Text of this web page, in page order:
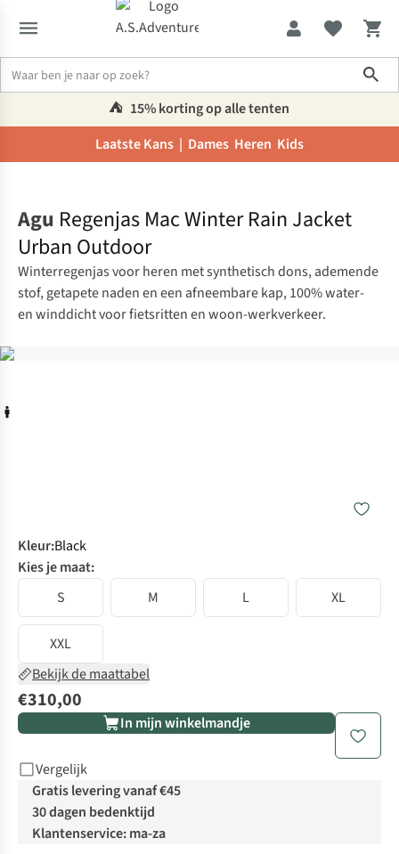
⛺️ 15% korting op alle tenten
Laatste Kans | Dames Heren Kids
Agu Regenjas Mac Winter Rain Jacket
Urban Outdoor
Winterregenjas voor heren met synthetisch dons, ademende
stof, getapete naden en een afneembare kap, 100% water-
en winddicht voor fietsritten en woon-werkverkeer.
Kleur:Black
Kies je maat:
S
M L XL
XXL
Bekijk de maattabel
€310,00
In mijn winkelmandje
Vergelijk
Gratis levering vanaf €45
30 dagen bedenktijd
Klantenservice: ma-za